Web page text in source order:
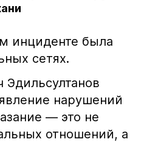
инциденте была
сетях.
нарушений
— это не
отношений, а